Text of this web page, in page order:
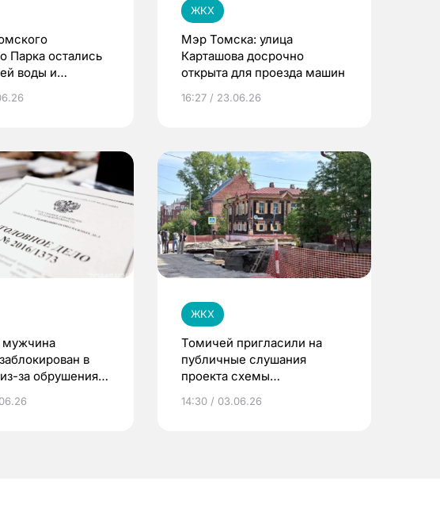
Парка остались
воды и
ЖКХ
Мэр Томска: улица
Карташова досрочно
открыта для проезда машин
16:27 / 23.06.26
мужчина
в
за обрушения
ЖКХ
Томичей пригласили на
публичные слушания
проекта схемы
года
14:30 / 03.06.26